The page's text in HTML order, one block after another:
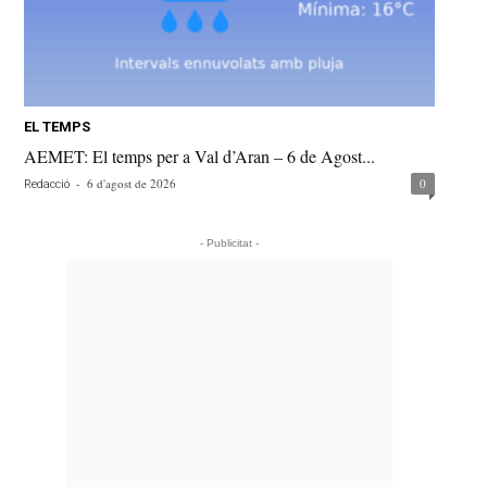
EL TEMPS
AEMET: El temps per a Val d’Aran – 6 de Agost...
Redacció - 6 d'agost de 2026 0
- Publicitat -